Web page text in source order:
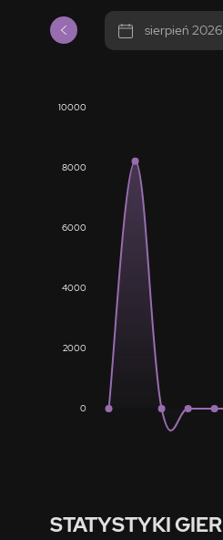
sierpień 2026
0
2000
4000
6000
8000
10000
STATYSTYKI GIER